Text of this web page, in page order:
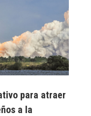
para atraer
a la